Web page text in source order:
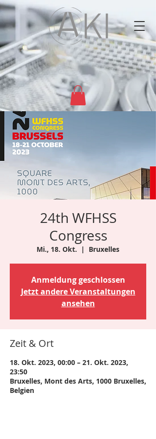
24th WFHSS
Congress
Mi., 18. Okt.
  |
Bruxelles
Anmeldung geschlossen
Jetzt andere Veranstaltungen
ansehen
Zeit & Ort
18. Okt. 2023, 00:00 – 21. Okt. 2023,
23:50
Bruxelles, Mont des Arts, 1000 Bruxelles,
Belgien